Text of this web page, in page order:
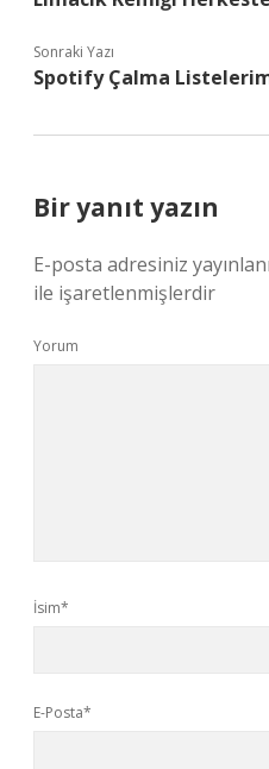
Sonraki Yazı
Spotify Çalma
Bir yanıt yazın
E-posta adresiniz
ile işaretlenmişlerdir
Yorum
İsim*
E-Posta*